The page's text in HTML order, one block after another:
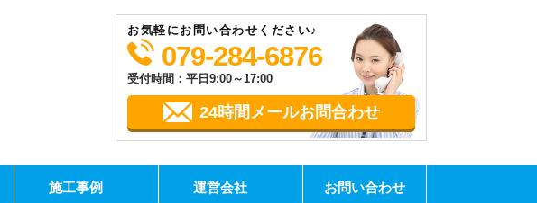
お気軽にお問い合わせください♪
079-284-6876
受付時間：平日9:00～17:00
24時間メールお問合わせ
施工事例 運営会社 お問い合わせ